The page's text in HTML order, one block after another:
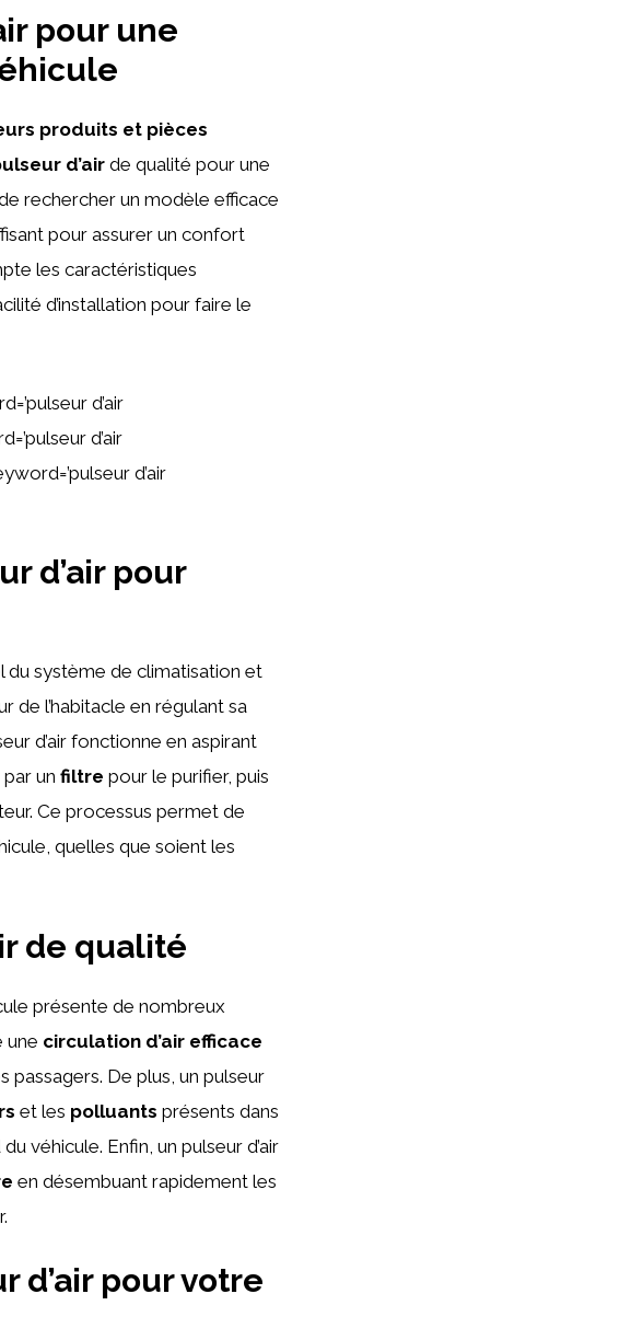
pour une
produits et pièces
d’air de qualité pour une
rechercher un modèle efficace
pour assurer un confort
les caractéristiques
d’installation pour faire le
d’air
d’air
d’air
d’air pour
du système de climatisation et
de l’habitacle en régulant sa
d’air fonctionne en aspirant
un filtre pour le purifier, puis
Ce processus permet de
quelles que soient les
de qualité
présente de nombreux
une circulation d’air efficace
passagers. De plus, un pulseur
et les polluants présents dans
véhicule. Enfin, un pulseur d’air
en désembuant rapidement les
d’air pour votre